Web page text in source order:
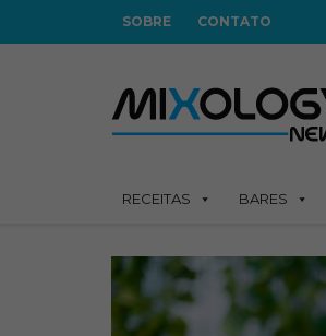
SOBRE CONTATO
RECEITAS BARES